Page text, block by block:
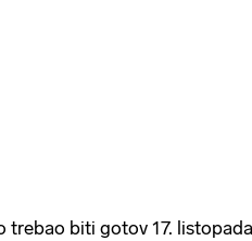
trebao biti gotov 17.